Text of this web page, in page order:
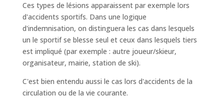
Ces types de lésions apparaissent par exemple lors
d'accidents sportifs. Dans une logique
d'indemnisation, on distinguera les cas dans lesquels
un le sportif se blesse seul et ceux dans lesquels tiers
est impliqué (par exemple : autre joueur/skieur,
organisateur, mairie, station de ski).
C'est bien entendu aussi le cas lors d'accidents de la
circulation ou de la vie courante.